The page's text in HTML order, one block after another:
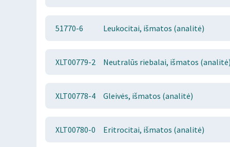
51770-6 Leukocitai, išmatos (analitė)
XLT00779-2 Neutralūs riebalai, išmatos (analitė)
XLT00778-4 Gleivės, išmatos (analitė)
XLT00780-0 Eritrocitai, išmatos (analitė)